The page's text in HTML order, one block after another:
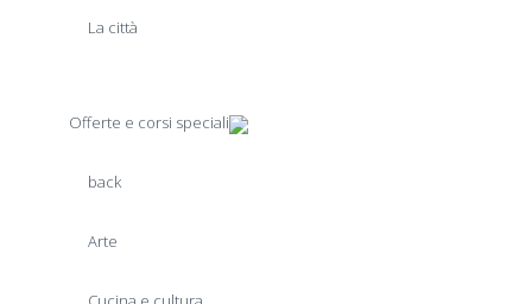
La città
Offerte e corsi speciali
back
Arte